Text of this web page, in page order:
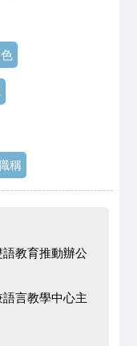
稱
教育推動辦公
言教學中心主